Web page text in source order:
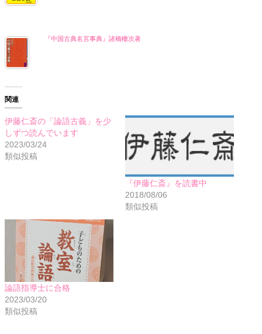
『中国古典名言事典』諸橋轍次著
関連
伊藤仁斎の「論語古義」を少
しずつ読んでいます
2023/03/24
類似投稿
『伊藤仁斎』を読書中
2018/08/06
類似投稿
論語指導士に合格
2023/03/20
類似投稿